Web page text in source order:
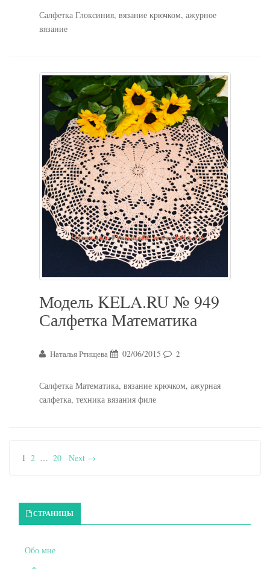
Салфетка Глоксиния, вязание крючком, ажурное
вязание
Модель KELA.RU № 949
Салфетка Математика
Наталья Ртищева 02/06/2015 2
Салфетка Математика, вязание крючком, ажурная
салфетка, техника вязания филе
1 2 … 20 Next →
Primary Sidebar
СТРАНИЦЫ
Обо мне